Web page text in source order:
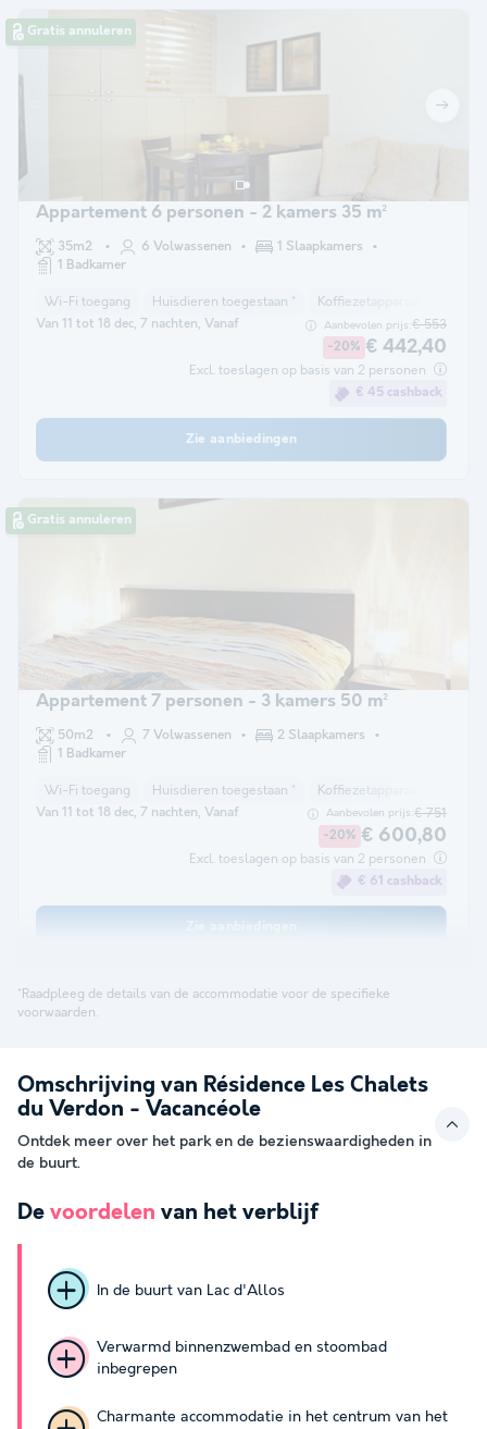
Gratis annuleren
Appartement 6 personen - 2 kamers 35 m²
35m2 6 Volwassenen
1 Slaapkamers
1 Badkamer
Wi-Fi toegang Huisdieren toegestaan * Koffiezetapparaat
Van 11 tot 18 dec, 7 nachten, Vanaf Aanbevolen prijs:€ 553
-20% € 442,40
Excl. toeslagen op basis van 2 personen
€ 45 cashback
Zie aanbiedingen
Gratis annuleren
Appartement 7 personen - 3 kamers 50 m²
50m2 7 Volwassenen
2 Slaapkamers
1 Badkamer
Wi-Fi toegang Huisdieren toegestaan * Koffiezetapparaat
Van 11 tot 18 dec, 7 nachten, Vanaf Aanbevolen prijs:€ 751
-20% € 600,80
Excl. toeslagen op basis van 2 personen
€ 61 cashback
*Raadpleeg de details van de accommodatie voor de specifieke
voorwaarden.
Omschrijving van Résidence Les Chalets
du Verdon - Vacancéole
Ontdek meer over het park en de bezienswaardigheden in
de buurt.
De voordelen van het verblijf
In de buurt van Lac d'Allos
Verwarmd binnenzwembad en stoombad
inbegrepen
Charmante accommodatie in het centrum van het